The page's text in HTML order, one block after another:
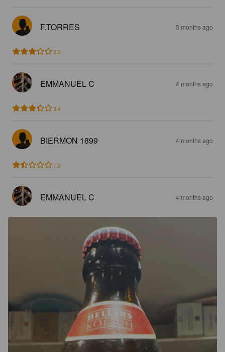
F.TORRES 3 months ago
3.3
EMMANUEL C 4 months ago
3.4
BIERMON 1899 4 months ago
1.5
EMMANUEL C 4 months ago